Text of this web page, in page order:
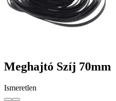
Meghajtó Szíj 70mm
Ismeretlen